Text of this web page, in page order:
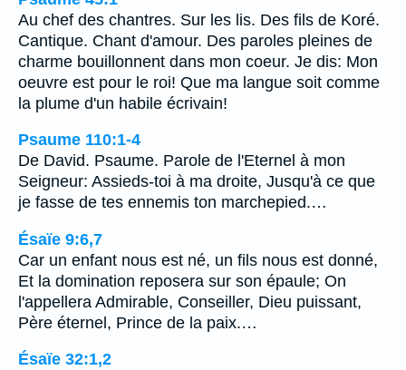
Au chef des chantres. Sur les lis. Des fils de Koré.
Cantique. Chant d'amour. Des paroles pleines de
charme bouillonnent dans mon coeur. Je dis: Mon
oeuvre est pour le roi! Que ma langue soit comme
la plume d'un habile écrivain!
Psaume 110:1-4
De David. Psaume. Parole de l'Eternel à mon
Seigneur: Assieds-toi à ma droite, Jusqu'à ce que
je fasse de tes ennemis ton marchepied.…
Ésaïe 9:6,7
Car un enfant nous est né, un fils nous est donné,
Et la domination reposera sur son épaule; On
l'appellera Admirable, Conseiller, Dieu puissant,
Père éternel, Prince de la paix.…
Ésaïe 32:1,2